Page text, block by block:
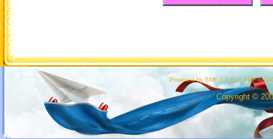
Powered by SMF 1.1.10 | SMF ©
Copyright ©